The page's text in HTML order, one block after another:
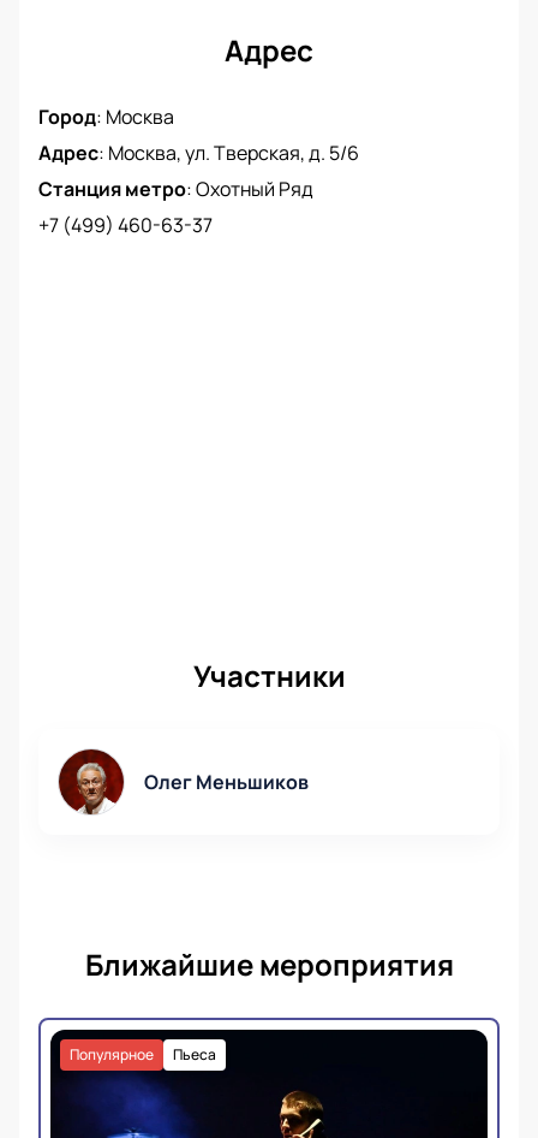
простым и быстрым. Не упустите шанс стать
частью этого уникального события и купить билеты
автомобиля» в Театре Ермоловой.
Адрес
Город: Москва
Адрес: Москва, ул. Тверская, д. 5/6
Станция метро:Охотный Ряд
+7 (499) 460-63-37
Участники
Олег Меньшиков
Ближайшие мероприятия
Пьеса
Популярное